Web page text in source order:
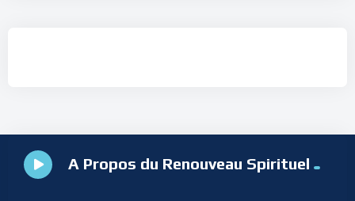
A Propos du Renouveau Spirituel